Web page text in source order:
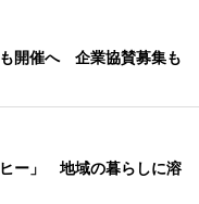
も開催へ 企業協賛募集も
ー」 地域の暮らしに溶